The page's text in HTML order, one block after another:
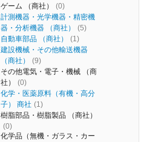
ゲーム （商社）
(0)
計測機器・光学機器・精密機
器・分析機器 （商社）
(5)
自動車部品 （商社）
(1)
建設機械・その他輸送機器
（商社）
(9)
その他電気・電子・機械 （商
社）
(0)
化学・医薬原料（有機・高分
子） 商社 (1)
樹脂部品・樹脂製品 （商社）
(0)
化学品（無機・ガラス・カー